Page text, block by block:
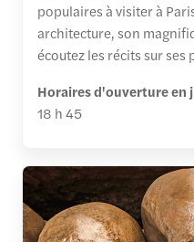
populaires à visiter à
architecture, son
écoutez les récits sur
Horaires d'ouverture en
18 h 45